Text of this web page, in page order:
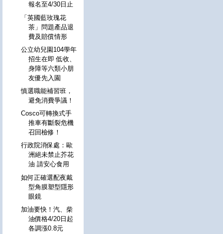
報名至4/30日止
「英國藍玫瑰花
茶」問題產品退
費及賠償情形
公立幼兒園104學年
招生在即 低收、
身障等六類小朋
友優先入園
慎選職能補習班，
避免消費爭議！
Cosco可轉換式手
推車有斷裂危機
召回檢修！
行政院消保處：歐
洲絕未禁止芥花
油 請安心食用
如何正確選配夜戴
型角膜塑型隱形
眼鏡
加油要快！汽、柴
油價格4/20日起
各調漲0.8元